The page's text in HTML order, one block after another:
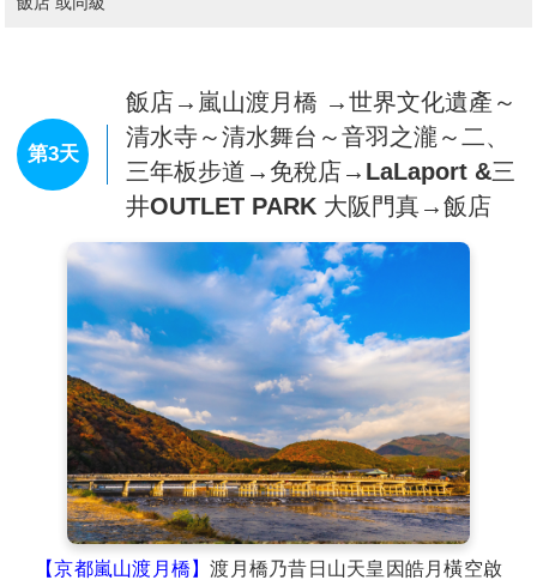
第3天
飯店→嵐山渡月橋 →世界文化遺產～
清水寺～清水舞台～音羽之瀧～二、
三年板步道→免稅店→LaLaport &三
井OUTLET PARK 大阪門真→飯店
【京都嵐山渡月橋】渡月橋乃昔日山天皇因皓月橫空啟